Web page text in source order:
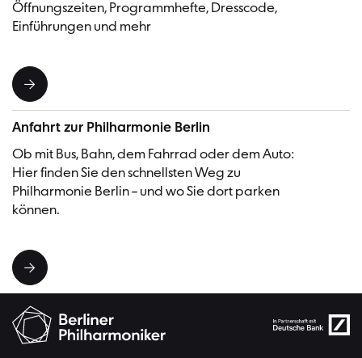
Öffnungszeiten, Programmhefte, Dresscode,
Einführungen und mehr
Anfahrt zur Philharmonie Berlin
Ob mit Bus, Bahn, dem Fahrrad oder dem Auto:
Hier finden Sie den schnellsten Weg zu
Philharmonie Berlin – und wo Sie dort parken
können.